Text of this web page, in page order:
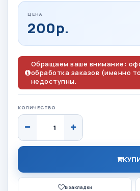
ЦЕНА
200р.
Обращаем ваше внимание:
обработка заказов (именно
недоступны.
КОЛИЧЕСТВО
В закладки